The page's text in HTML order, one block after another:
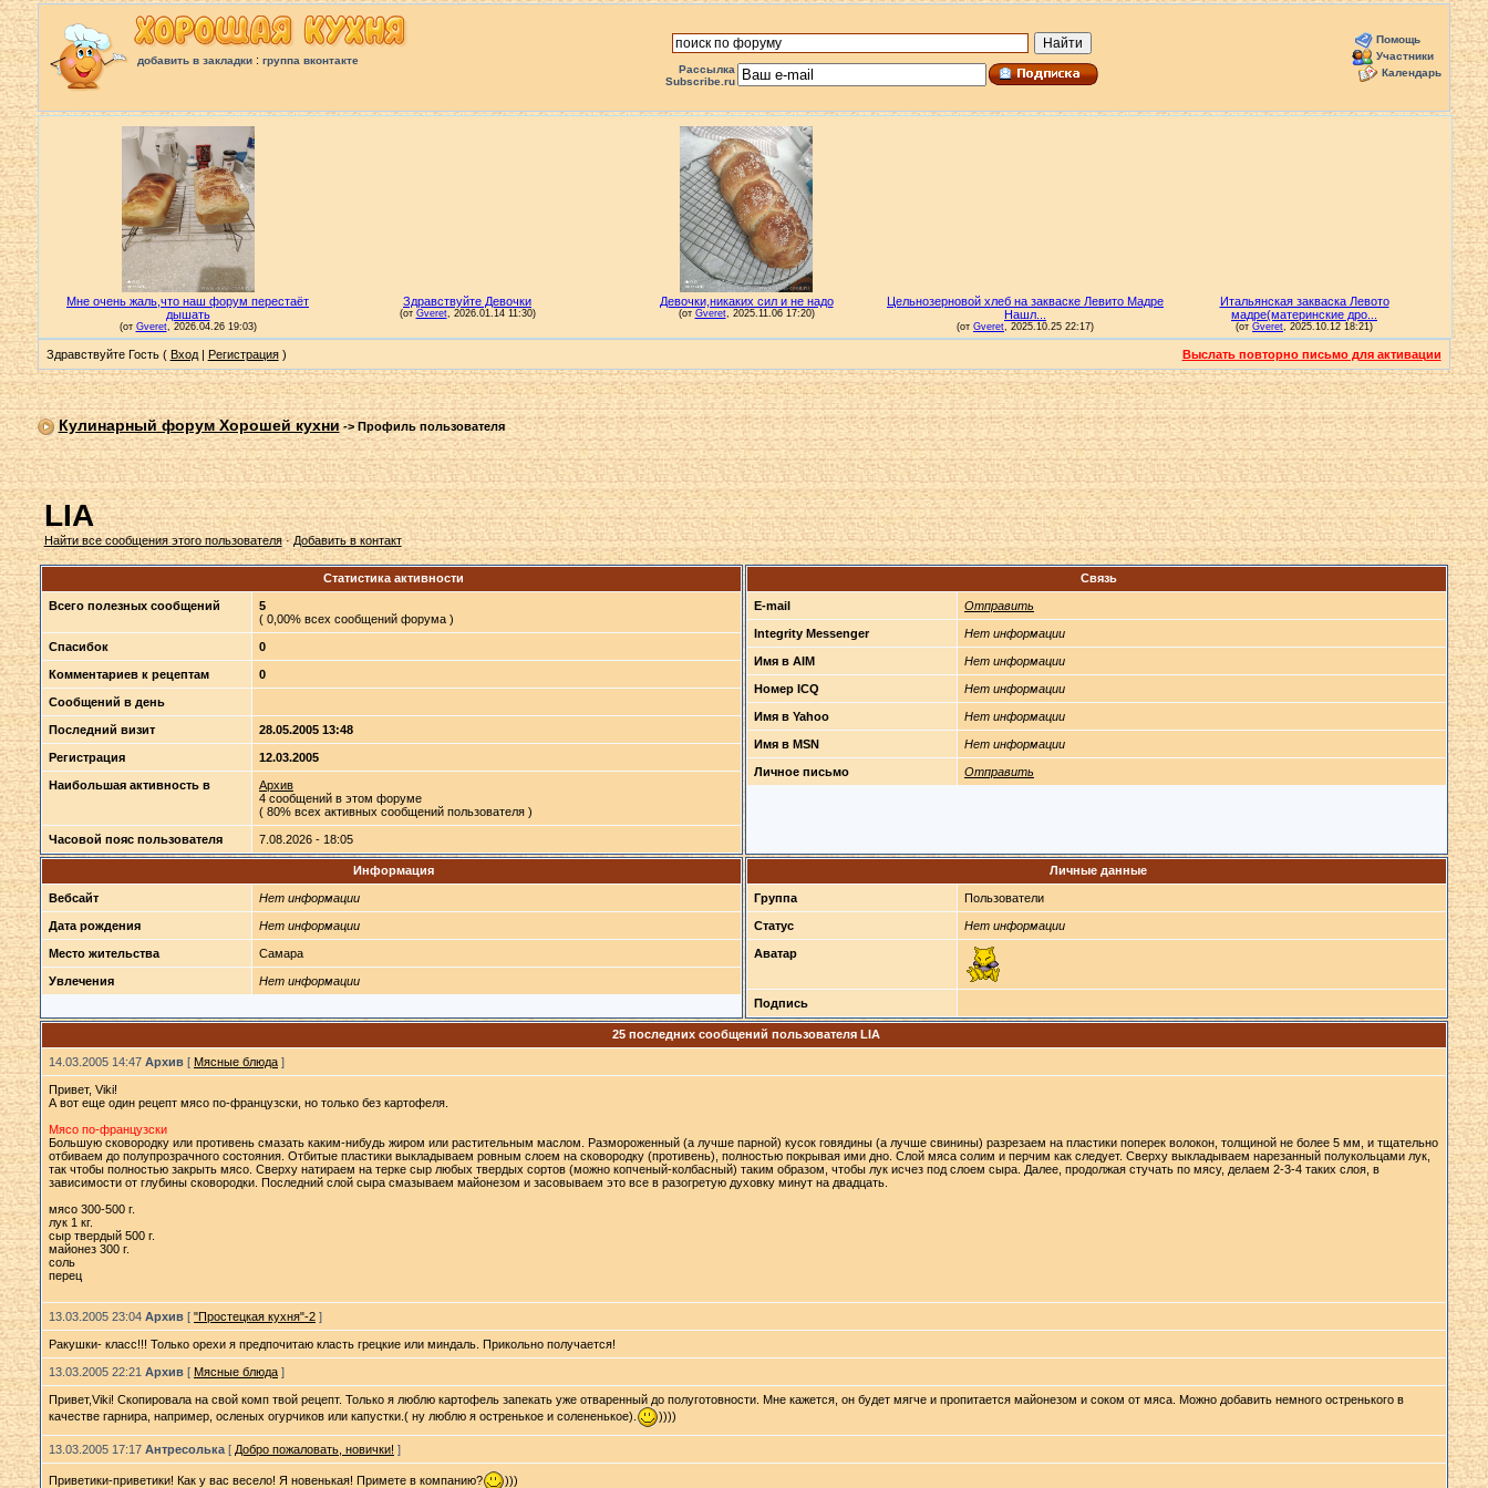
добавить в закладки: группа вконтакте
Рассылка
Subscribe.ru
Помощь
Участники
Календарь
Здравствуйте Гость ( Вход| Регистрация) Выслать повторно письмо для активации
Кулинарный форум Хорошей кухни->Профиль пользователя
LIA
Найти все сообщения этого пользователя·Добавить в контакт
Статистика активности
Всего полезных сообщений
5
( 0,00% всех сообщений форума )
Спасибок 0
Комментариев к рецептам 0
Сообщений в день
Последний визит 28.05.2005 13:48
Регистрация 12.03.2005
Наибольшая активность в
Архив
4 сообщений в этом форуме
( 80% всех активных сообщений пользователя )
Часовой пояс пользователя 7.08.2026 - 18:05
Связь
E-mail Отправить
Integrity Messenger Нет информации
Имя в AIM Нет информации
Номер ICQ Нет информации
Имя в Yahoo Нет информации
Имя в MSN Нет информации
Личное письмо Отправить
Информация
Вебсайт Нет информации
Дата рождения Нет информации
Место жительства Самара
Увлечения Нет информации
Личные данные
Группа Пользователи
Статус Нет информации
Аватар
Подпись
25 последних сообщений пользователя LIA
14.03.2005 14:47 Архив[ Мясные блюда]
Привет, Viki!
А вот еще один рецепт мясо по-французски, но только без картофеля.
Мясо по-французски
Большую сковородку или противень смазать каким-нибудь жиром или растительным маслом. Размороженный (а лучше парной) кусок говядины (а лучше свинины) разрезаем на пластики поперек волокон, толщиной не более 5 мм, и тщательно
отбиваем до полупрозрачного состояния. Отбитые пластики выкладываем ровным слоем на сковородку (противень), полностью покрывая ими дно. Слой мяса солим и перчим как следует. Сверху выкладываем нарезанный полукольцами лук,
так чтобы полностью закрыть мясо. Сверху натираем на терке сыр любых твердых сортов (можно копченый-колбасный) таким образом, чтобы лук исчез под слоем сыра. Далее, продолжая стучать по мясу, делаем 2-3-4 таких слоя, в
зависимости от глубины сковородки. Последний слой сыра смазываем майонезом и засовываем это все в разогретую духовку минут на двадцать.
мясо 300-500 г.
лук 1 кг.
сыр твердый 500 г.
майонез 300 г.
соль
перец
13.03.2005 23:04 Архив[ "Простецкая кухня"-2]
Ракушки- класс!!! Только орехи я предпочитаю класть грецкие или миндаль. Прикольно получается!
13.03.2005 22:21 Архив[ Мясные блюда]
Привет,Viki! Скопировала на свой комп твой рецепт. Только я люблю картофель запекать уже отваренный до полуготовности. Мне кажется, он будет мягче и пропитается майонезом и соком от мяса. Можно добавить немного остренького в
качестве гарнира, например, осленых огурчиков или капустки.( ну люблю я остренькое и солененькое).
))))
13.03.2005 17:17 Антресолька[ Добро пожаловать, новички! ]
Приветики-приветики! Как у вас весело! Я новенькая! Примете в компанию? )))